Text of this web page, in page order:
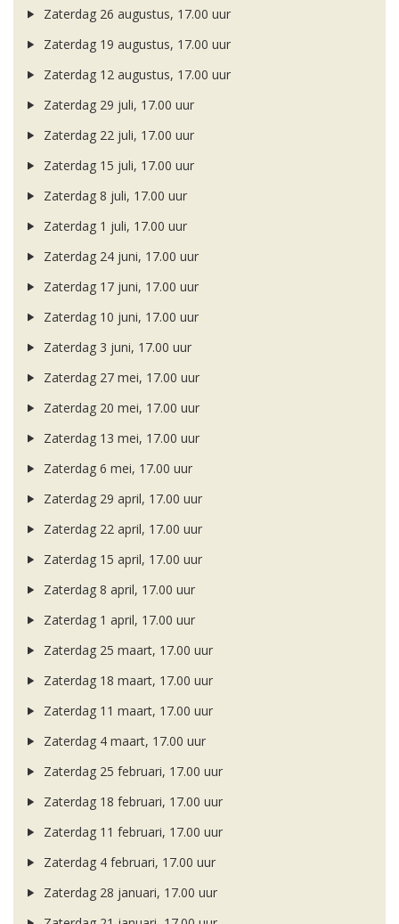
Zaterdag 26 augustus, 17.00 uur
Zaterdag 19 augustus, 17.00 uur
Zaterdag 12 augustus, 17.00 uur
Zaterdag 29 juli, 17.00 uur
Zaterdag 22 juli, 17.00 uur
Zaterdag 15 juli, 17.00 uur
Zaterdag 8 juli, 17.00 uur
Zaterdag 1 juli, 17.00 uur
Zaterdag 24 juni, 17.00 uur
Zaterdag 17 juni, 17.00 uur
Zaterdag 10 juni, 17.00 uur
Zaterdag 3 juni, 17.00 uur
Zaterdag 27 mei, 17.00 uur
Zaterdag 20 mei, 17.00 uur
Zaterdag 13 mei, 17.00 uur
Zaterdag 6 mei, 17.00 uur
Zaterdag 29 april, 17.00 uur
Zaterdag 22 april, 17.00 uur
Zaterdag 15 april, 17.00 uur
Zaterdag 8 april, 17.00 uur
Zaterdag 1 april, 17.00 uur
Zaterdag 25 maart, 17.00 uur
Zaterdag 18 maart, 17.00 uur
Zaterdag 11 maart, 17.00 uur
Zaterdag 4 maart, 17.00 uur
Zaterdag 25 februari, 17.00 uur
Zaterdag 18 februari, 17.00 uur
Zaterdag 11 februari, 17.00 uur
Zaterdag 4 februari, 17.00 uur
Zaterdag 28 januari, 17.00 uur